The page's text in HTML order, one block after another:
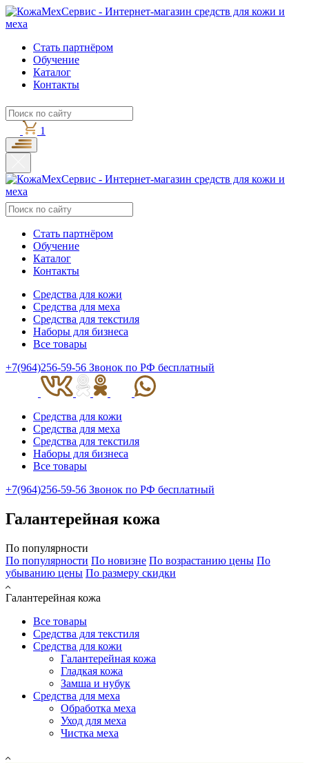
Стать партнёром
Обучение
Каталог
Контакты
1
Стать партнёром
Обучение
Каталог
Контакты
Средства для кожи
Средства для меха
Средства для текстиля
Наборы для бизнеса
Все товары
+7(964)256-59-56 Звонок по РФ бесплатный
Средства для кожи
Средства для меха
Средства для текстиля
Наборы для бизнеса
Все товары
+7(964)256-59-56 Звонок по РФ бесплатный
Галантерейная кожа
По популярности
По популярности По новизне По возрастанию цены По
убыванию цены По размеру скидки
Галантерейная кожа
Все товары
Средства для текстиля
Средства для кожи
Галантерейная кожа
Гладкая кожа
Замша и нубук
Средства для меха
Обработка меха
Уход для меха
Чистка меха